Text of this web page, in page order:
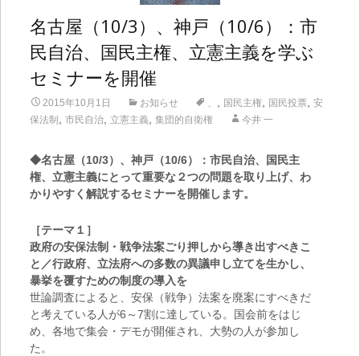
名古屋（10/3）、神戸（10/6）：市
民自治、国民主権、立憲主義を学ぶ
セミナーを開催
2015年10月1日 お知らせ 、 , 国民主権, 国民投票, 安
保法制 , 市民自治, 立憲主義, 集団的自衛権 今井 一
◆名古屋（10/3）、神戸（10/6）：市民自治、国民主
権、立憲主義にとって重要な２つの問題を取り上げ、わ
かりやすく解説するセミナーを開催します。
［テーマ１］
政府の安保法制・戦争法案ごり押しから導き出すべきこ
と／行政府、立法府への多数の異議申し立てを生かし、
暴挙を覆すための制度の導入を
世論調査によると、安保（戦争）法案を廃案にすべきだ
と考えている人が6～7割に達している。国会前をはじ
め、各地で集会・デモが開催され、大勢の人が参加し
た。